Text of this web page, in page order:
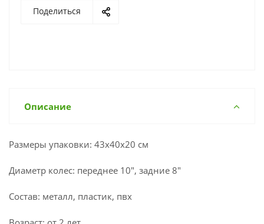
Поделиться
Описание
Размеры упаковки: 43х40х20 см
Диаметр колес: переднее 10", задние 8"
Состав: металл, пластик, пвх